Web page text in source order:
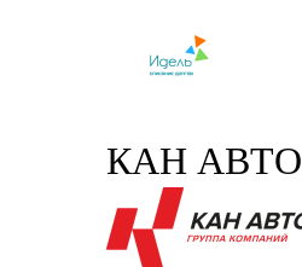
КАН АВТО